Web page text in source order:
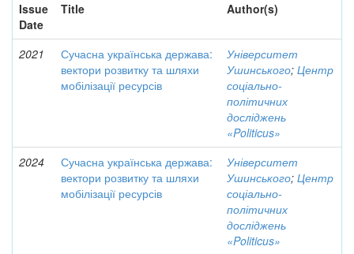
Issue
Date
Title Author(s)
2021
Сучасна українська держава:
вектори розвитку та шляхи
мобілізації ресурсів
Університет
Ушинського; Центр
соціально-
політичних
досліджень
«Politicus»
2024
Сучасна українська держава:
вектори розвитку та шляхи
мобілізації ресурсів
Університет
Ушинського; Центр
соціально-
політичних
досліджень
«Politicus»